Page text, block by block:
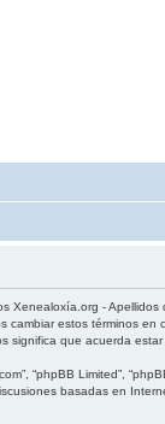
Xenealoxía.org -
estos términos
que acuerda
“phpBB Limited”,
basadas en